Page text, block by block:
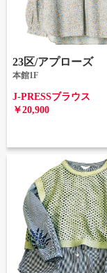
23区/アプローズ
本館1F
J-PRESSブラウス
￥20,900